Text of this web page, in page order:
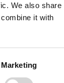
We also share
it with
Marketing
ベルギー
メキシコ